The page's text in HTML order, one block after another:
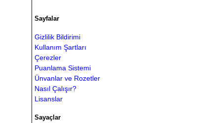
Sayfalar
Gizlilik Bildirimi
Kullanım Şartları
Çerezler
Puanlama Sistemi
Ünvanlar ve Rozetler
Nasıl Çalışır?
Lisanslar
Sayaçlar